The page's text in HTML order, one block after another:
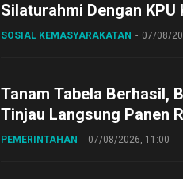
Silaturahmi Dengan KPU
SOSIAL KEMASYARAKATAN 07/08/
Tanam Tabela Berhasil,
Tinjau Langsung Panen
Desa Gihang
PEMERINTAHAN 07/08/2026, 11:00